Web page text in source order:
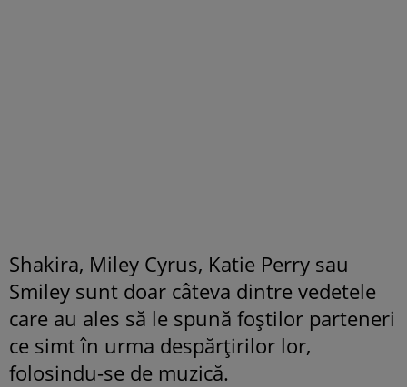
Shakira, Miley Cyrus, Katie Perry sau
Smiley sunt doar câteva dintre vedetele
care au ales să le spună foștilor parteneri
ce simt în urma despărțirilor lor,
folosindu-se de muzică.